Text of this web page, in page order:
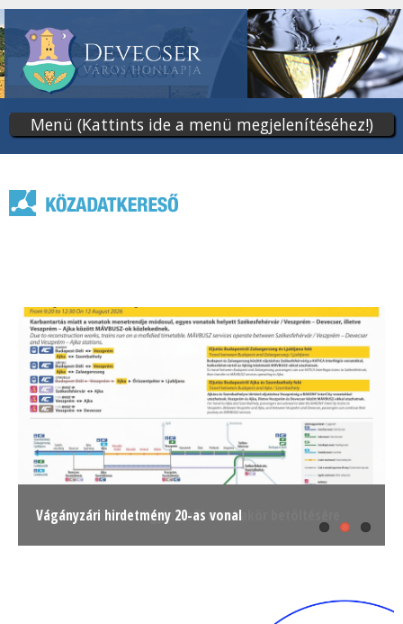
tartalomra
Menü (Kattints ide a menü megjelenítéséhez!)
Pályázat műszaki ügyintézői munkakör betöltésére
Vágányzári hirdetmény 20-as vonal
Gázszüneti értesítés